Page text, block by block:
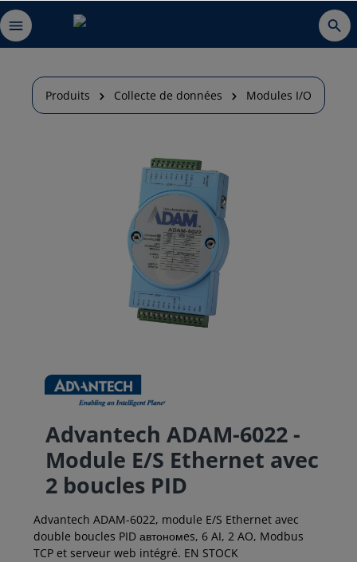
Produits Collecte de données Modules I/O
Advantech ADAM-6022 -
Module E/S Ethernet avec
2 boucles PID
Advantech ADAM-6022, module E/S Ethernet avec
double boucles PID автономes, 6 AI, 2 AO, Modbus
TCP et serveur web intégré. EN STOCK